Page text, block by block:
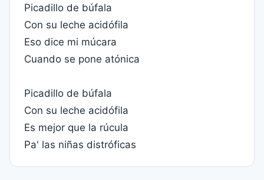
Picadillo de búfala
Con su leche acidófila
Eso dice mi múcara
Cuando se pone atónica
Picadillo de búfala
Con su leche acidófila
Es mejor que la rúcula
Pa' las niñas distróficas